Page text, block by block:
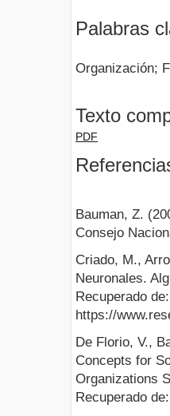
Palabras
Organización;
Texto
PDF
Bauman, Z.
Consejo
Criado, M.,
Neuronales.
Recuperado de:
https://
De Florio, V.,
Concepts for
Organizations
Recuperado